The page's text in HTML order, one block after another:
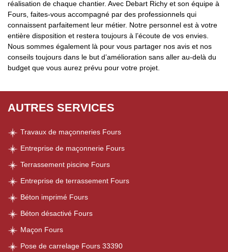
réalisation de chaque chantier. Avec Debart Richy et son équipe à
Fours, faites-vous accompagné par des professionnels qui
connaissent parfaitement leur métier. Notre personnel est à votre
entière disposition et restera toujours à l’écoute de vos envies.
Nous sommes également là pour vous partager nos avis et nos
conseils toujours dans le but d’amélioration sans aller au-delà du
budget que vous aurez prévu pour votre projet.
AUTRES SERVICES
Travaux de maçonneries Fours
Entreprise de maçonnerie Fours
Terrassement piscine Fours
Entreprise de terrassement Fours
Béton imprimé Fours
Béton désactivé Fours
Maçon Fours
Pose de carrelage Fours 33390